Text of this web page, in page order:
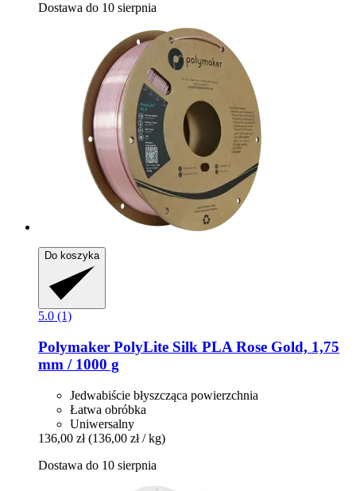
Dostawa do 10 sierpnia
Do koszyka
5.0 (1)
Polymaker PolyLite Silk PLA Rose Gold, 1,75
mm / 1000 g
Jedwabiście błyszcząca powierzchnia
Łatwa obróbka
Uniwersalny
136,00 zł (136,00 zł / kg)
Dostawa do 10 sierpnia